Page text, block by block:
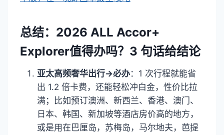
总结：2026 ALL Accor+
Explorer值得办吗？3 句话给结论
亚太高频奢华出行→必办：1 次行程就能省
出 1.2 倍卡费，还能轻松冲白金，性价比拉
满；比如预订澳洲、新西兰、香港、澳门、
日本、韩国、新加坡等酒店房价高的地方，
或是用在巴厘岛，苏梅岛，马尔地夫，芭提